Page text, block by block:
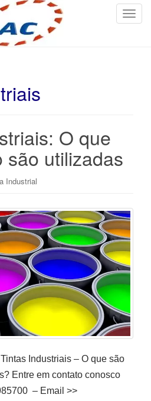
T
o
n
O que
são utilizadas
Industrial
Industriais – O que são
Entre em contato conosco
– Email >>